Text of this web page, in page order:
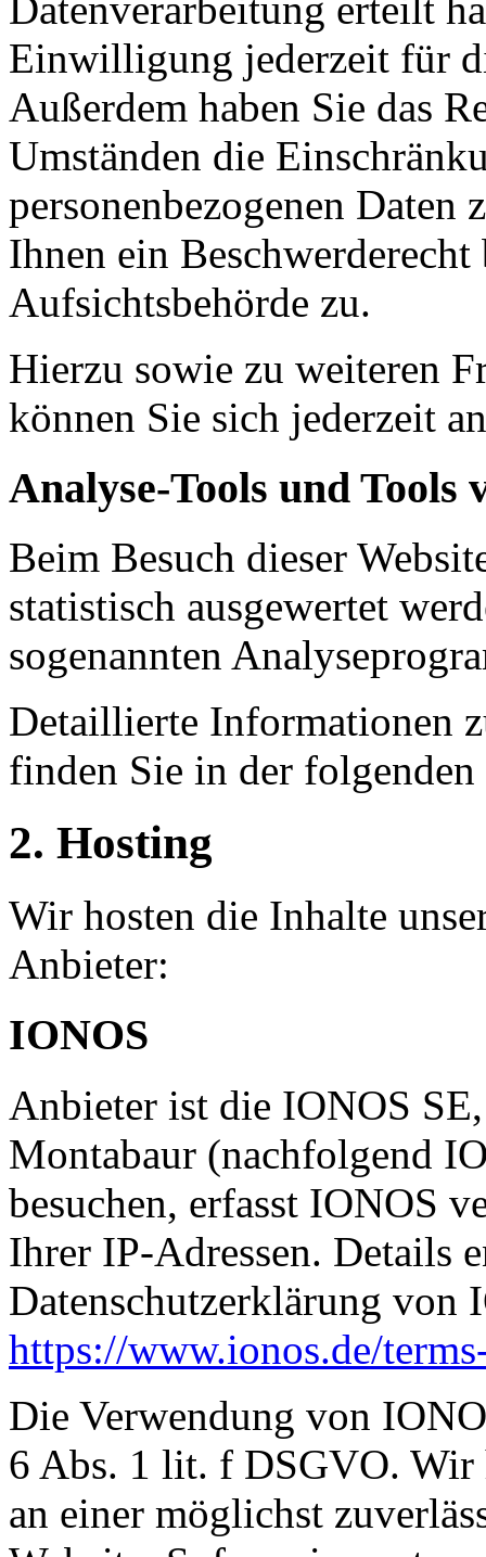
Einwilligung jederzeit für
Außerdem haben Sie das
Umständen die
personenbezogenen Daten
Ihnen ein
Aufsichtsbehörde zu.
Hierzu sowie zu weiteren
können Sie sich jederzeit
Analyse-Tools und
Beim Besuch dieser
statistisch ausgewertet
sogenannten
Detaillierte Informationen
finden Sie in der
2. Hosting
Wir hosten die Inhalte
Anbieter:
IONOS
Anbieter ist die IONOS
Montabaur (nachfolgend
besuchen, erfasst IONOS
Ihrer IP-Adressen. Details
Datenschutzerklärung von
https://www.ionos.de/
Die Verwendung von
6 Abs. 1 lit. f DSGVO. Wir
an einer möglichst